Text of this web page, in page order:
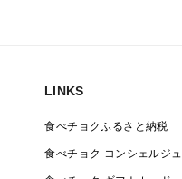
LINKS
食べチョクふるさと納税
食べチョク コンシェルジュ